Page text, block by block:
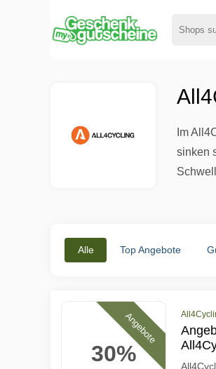
Im
sinken
Alle Top Angebote
30%
Angebote